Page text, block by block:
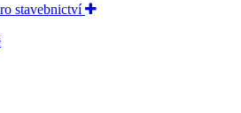
stavebnictví